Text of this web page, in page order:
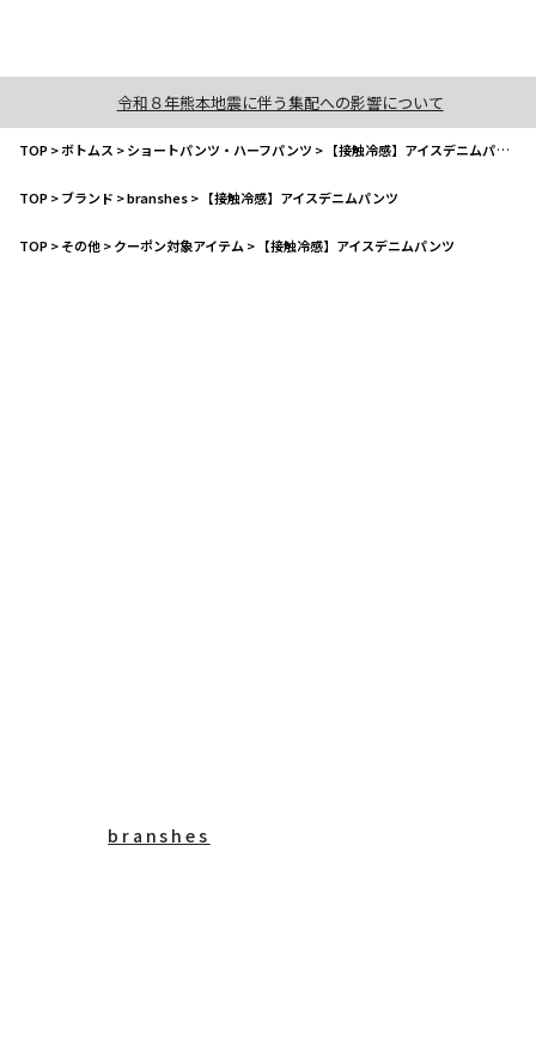
令和８年熊本地震に伴う集配への影響について
TOP>ボトムス >ショートパンツ・ハーフパンツ > 【接触冷感】アイスデニムパンツ
TOP>ブランド >branshes> 【接触冷感】アイスデニムパンツ
TOP>その他>クーポン対象アイテム > 【接触冷感】アイスデニムパンツ
branshes